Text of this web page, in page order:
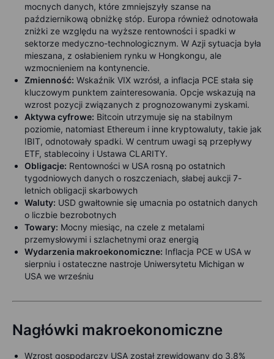
mocnych danych, które zmniejszyły szanse na
październikową obniżkę stóp. Europa również odnotowała
zniżki ze względu na wyższe rentowności i spadki w
sektorze medyczno-technologicznym. W Azji sytuacja była
mieszana, z osłabieniem rynku w Hongkongu, ale
wzmocnieniem na kontynencie.
Zmienność: Wskaźnik VIX wzrósł, a inflacja PCE stała się
kluczowym punktem zainteresowania. Opcje wskazują na
wzrost pozycji związanych z prognozowanymi zyskami.
Aktywa cyfrowe: Bitcoin utrzymuje się na stabilnym
poziomie, natomiast Ethereum i inne kryptowaluty, takie jak
IBIT, odnotowały spadki. W centrum uwagi są przepływy
ETF, stablecoiny i Ustawa CLARITY.
Obligacje: Rentowności w USA rosną po ostatnich
tygodniowych danych o roszczeniach, słabej aukcji 7-
letnich obligacji skarbowych
Waluty: USD gwałtownie się umacnia po ostatnich danych
o liczbie bezrobotnych
Towary: Mocny miesiąc, na czele z metalami
przemysłowymi i szlachetnymi oraz energią
Wydarzenia makroekonomiczne: Inflacja PCE w USA w
sierpniu i ostateczne nastroje Uniwersytetu Michigan w
USA we wrześniu
Nagłówki makroekonomiczne
Wzrost gospodarczy USA został zrewidowany do 3,8%